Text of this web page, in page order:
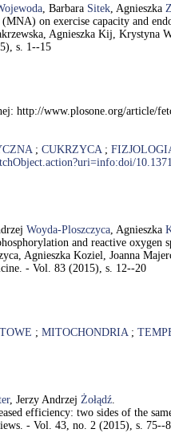
, Barbara Sitek, Agnieszka
on exercise capacity and
Agnieszka Kij, Krystyna
s. 1--15
http://www.plosone.org/article/
; CUKRZYCA;
Woyda-Ploszczyca, Agnieszka
and reactive
Agnieszka Koziel, Joanna
- Vol. 83 (2015), s. 12--20
; MITOCHONDRIA;
, Jerzy Andrzej Żołądź.
efficiency: two sides of the
- Vol. 43, no. 2 (2015), s. 75--